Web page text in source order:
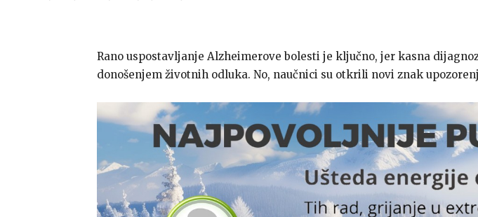
Rano uspostavljanje Alzheimerove bolesti je ključno, jer kasna
donošenjem životnih odluka. No, naučnici su otkrili novi znak